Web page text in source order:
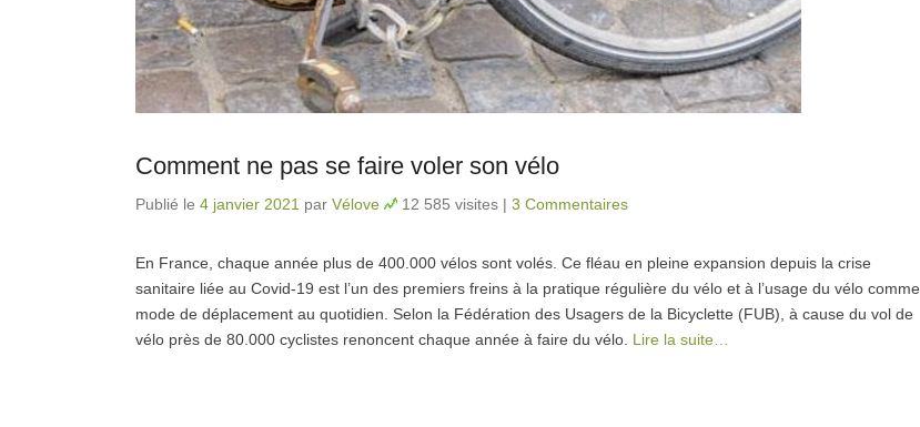
Comment ne pas se faire voler son vélo
Publié le 4 janvier 2021 par Vélove 12 585 visites | 3 Commentaires
En France, chaque année plus de 400.000 vélos sont volés. Ce fléau en pleine expansion depuis la crise
sanitaire liée au Covid-19 est l’un des premiers freins à la pratique régulière du vélo et à l’usage du vélo comme
mode de déplacement au quotidien. Selon la Fédération des Usagers de la Bicyclette (FUB), à cause du vol de
vélo près de 80.000 cyclistes renoncent chaque année à faire du vélo. Lire la suite…